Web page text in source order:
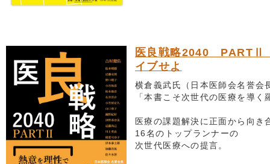
医良戦略2040 PARTⅡ
イブせよ
横倉義武氏（日本医師会名誉会
「本書こそ次世代の医療を導く
医療の課題解決に正面から向き
16名のトップランナーの
次世代医療への提言。